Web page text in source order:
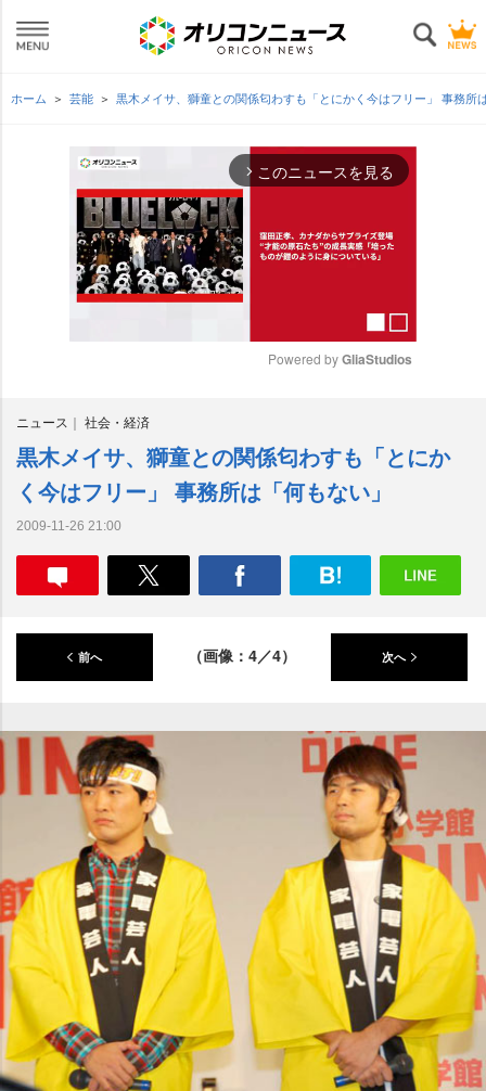
ホーム 芸能 黒木メイサ、獅童との関係匂わすも「とにかく今はフリー」 事務所
arrow_forward_ios このニュースを見る
e
Powered by GliaStudios
ニュース 社会・経済
黒木メイサ、獅童との関係匂わすも「とにか
く今はフリー」 事務所は「何もない」
2009-11-26 21:00
前へ （画像：4／4） 次へ